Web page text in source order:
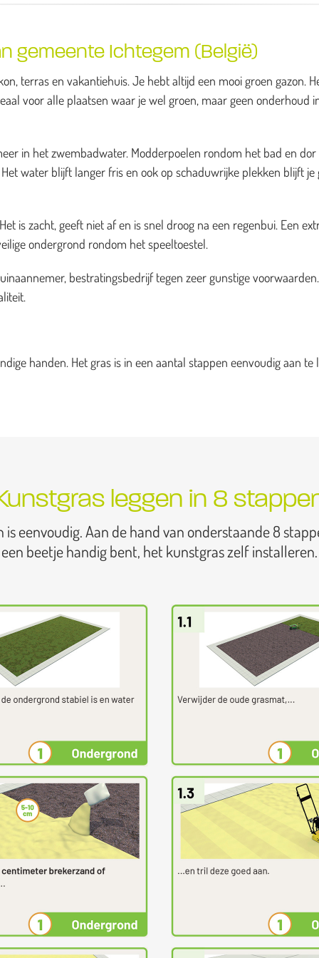
gemeente Ichtegem (België)
terras en vakantiehuis. Je hebt altijd een mooi groen gazon.
voor alle plaatsen waar je wel groen, maar geen onderhoud
in het zwembadwater. Modderpoelen rondom het bad en dor
water blijft langer fris en ook op schaduwrijke plekken blijft je
is zacht, geeft niet af en is snel droog na een regenbui. Een
ondergrond rondom het speeltoestel.
bestratingsbedrijf tegen zeer gunstige
handen. Het gras is in een aantal stappen eenvoudig aan
leggen in 8
eenvoudig. Aan de hand van onderstaande 8
een beetje handig bent, het kunstgras zelf installeren.